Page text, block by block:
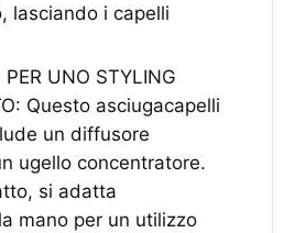
lasciando i capelli
PER UNO STYLING
Questo asciugacapelli
un diffusore
ugello concentratore.
si adatta
mano per un utilizzo